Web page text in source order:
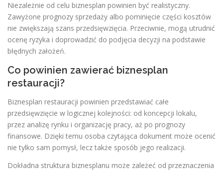
Niezależnie od celu biznesplan powinien być realistyczny.
Zawyżone prognozy sprzedaży albo pominięcie części kosztów
nie zwiększają szans przedsięwzięcia. Przeciwnie, mogą utrudnić
ocenę ryzyka i doprowadzić do podjęcia decyzji na podstawie
błędnych założeń.
Co powinien zawierać biznesplan
restauracji?
Biznesplan restauracji powinien przedstawiać całe
przedsięwzięcie w logicznej kolejności: od koncepcji lokalu,
przez analizę rynku i organizację pracy, aż po prognozy
finansowe. Dzięki temu osoba czytająca dokument może ocenić
nie tylko sam pomysł, lecz także sposób jego realizacji.
Dokładna struktura biznesplanu może zależeć od przeznaczenia